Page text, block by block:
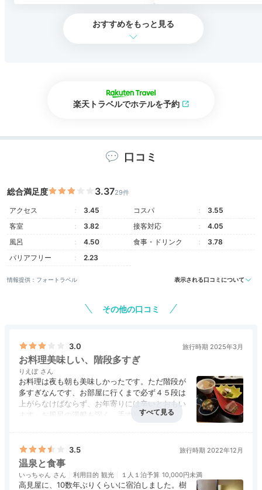
おすすめをもっと見る
楽天トラベルでホテルを予約
口コミ
総合満足度 3.3729件
アクセス 3.45 コスパ
3.55
客室
3.82 接客対応
4.05
風呂
4.50 食事・ドリンク
3.78
バリアフリー
2.23
情報提供：フォートラベル 表示される口コミについて
その他の口コミ
3.0 旅行時期 2025年3月
お料理美味しい、階段多すぎ
りえぼ
お料理は夜も朝も美味しかったです。ただ階段が
多すぎなんです、お部屋に行くまで必ず４５段は
上がらなけばならず、お年寄りには辛いとおもい
ます、お風呂の湯船も深く、手すり等はなく、コ
お部屋の外の景観も残念でした。
3.5 旅行時期 2022年12月
温泉と食事
いっちゃん 利用目的 観光 １人１泊予算 10,000円未満
高見屋に、10数年ぶりくらいに宿泊しました。樹